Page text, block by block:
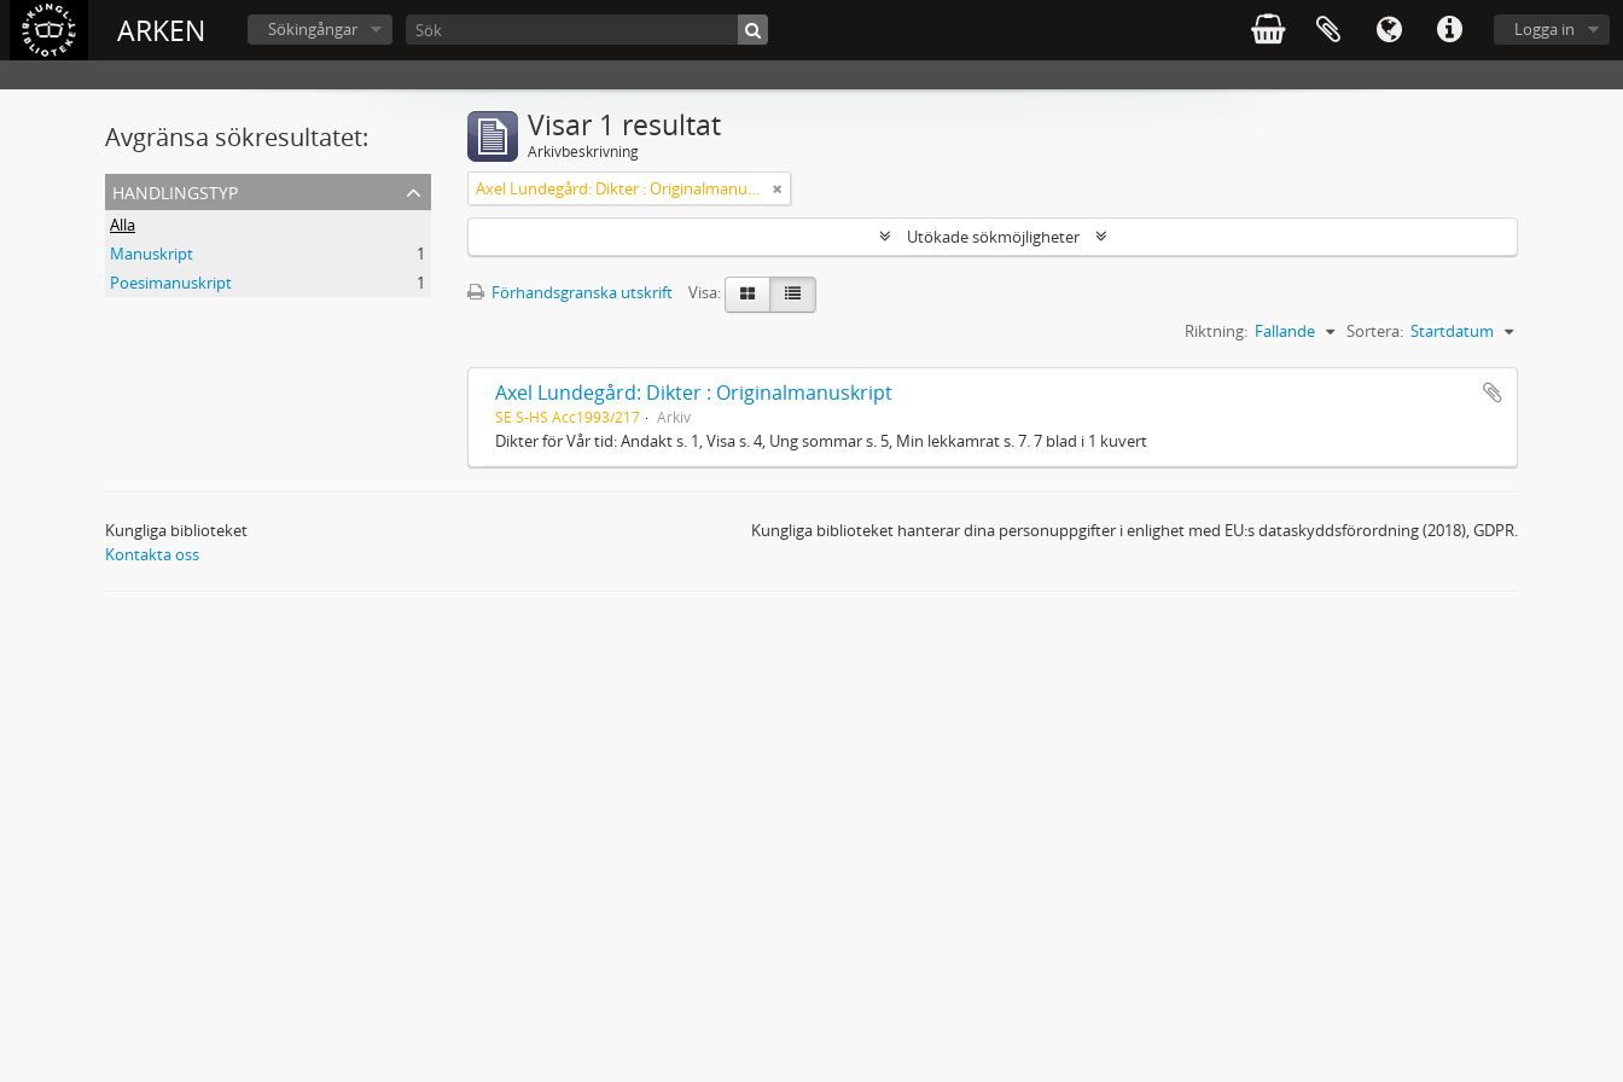
ARKEN Logga in
Sökingångar
Avgränsa sökresultatet:
handlingstyp
Alla
Manuskript
1
Poesimanuskript
1
Visar 1 resultat
Arkivbeskrivning
Axel Lundegård: Dikter : Originalmanuskript
Utökade sökmöjligheter
Förhandsgranska utskrift
Visa:
Sortera: Startdatum
Riktning: Fallande
Axel Lundegård: Dikter : Originalmanuskript
SE S-HS Acc1993/217 Arkiv
Dikter för Vår tid: Andakt s. 1, Visa s. 4, Ung sommar s. 5, Min lekkamrat s. 7. 7 blad i 1 kuvert
Kungliga biblioteket
Kontakta oss
Kungliga biblioteket hanterar dina personuppgifter i enlighet med EU:s dataskyddsförordning (2018), GDPR.